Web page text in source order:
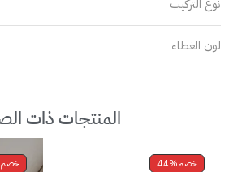
نوع التركيب
لون الغطاء
المنتجات ذات
خصم44% خصم